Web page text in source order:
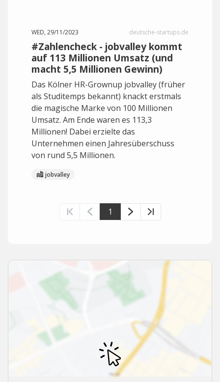
WED, 29/11/2023 deutsche-startups.de
#Zahlencheck - jobvalley kommt
auf 113 Millionen Umsatz (und
macht 5,5 Millionen Gewinn)
Das Kölner HR-Grownup jobvalley (früher
als Studitemps bekannt) knackt erstmals
die magische Marke von 100 Millionen
Umsatz. Am Ende waren es 113,3
Millionen! Dabei erzielte das
Unternehmen einen Jahresüberschuss
von rund 5,5 Millionen.
jobvalley
1